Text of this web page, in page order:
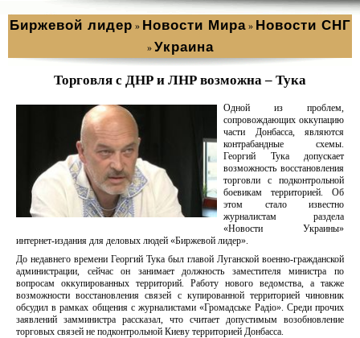
Биржевой лидер » Новости Мира » Новости СНГ
» Украина
Торговля с ДНР и ЛНР возможна – Тука
Одной из проблем,
сопровождающих оккупацию
части Донбасса, являются
контрабандные схемы.
Георгий Тука допускает
возможность восстановления
торговли с подконтрольной
боевикам территорией. Об
этом стало известно
журналистам раздела
«Новости Украины»
интернет-издания для деловых людей «Биржевой лидер».
До недавнего времени Георгий Тука был главой Луганской военно-гражданской
администрации, сейчас он занимает должность заместителя министра по
вопросам оккупированных территорий. Работу нового ведомства, а также
возможности восстановления связей с купированной территорией чиновник
обсудил в рамках общения с журналистами «Громадське Радіо». Среди прочих
заявлений замминистра рассказал, что считает допустимым возобновление
торговых связей не подконтрольной Киеву территорией Донбасса.